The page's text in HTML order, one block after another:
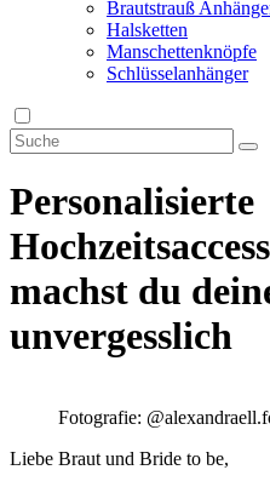
Brautstrauß
Halsketten
Manschettenknöpfe
Schlüsselanhänger
Personalisierte
machst du
unvergesslich
Fotografie:
Liebe Braut und Bride to be,